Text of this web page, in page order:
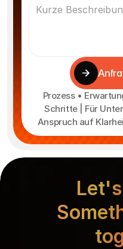
Prozess •
Schritte | Für
Anspruch auf